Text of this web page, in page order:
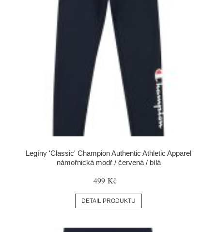
Legíny 'Classic' Champion Authentic Athletic Apparel
námořnická modř / červená / bílá
499 Kč
DETAIL PRODUKTU